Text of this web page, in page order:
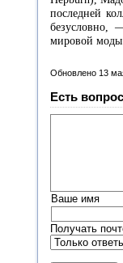
последней
безусловно,
мировой
Обновлено 13
Есть
Ваше имя
Получать